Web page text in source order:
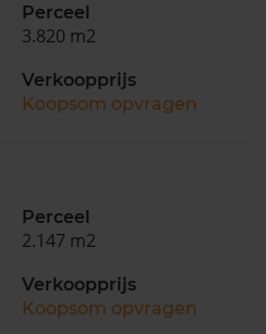
Perceel
3.820 m2
Verkoopprijs
Koopsom opvragen
Perceel
2.147 m2
Verkoopprijs
Koopsom opvragen